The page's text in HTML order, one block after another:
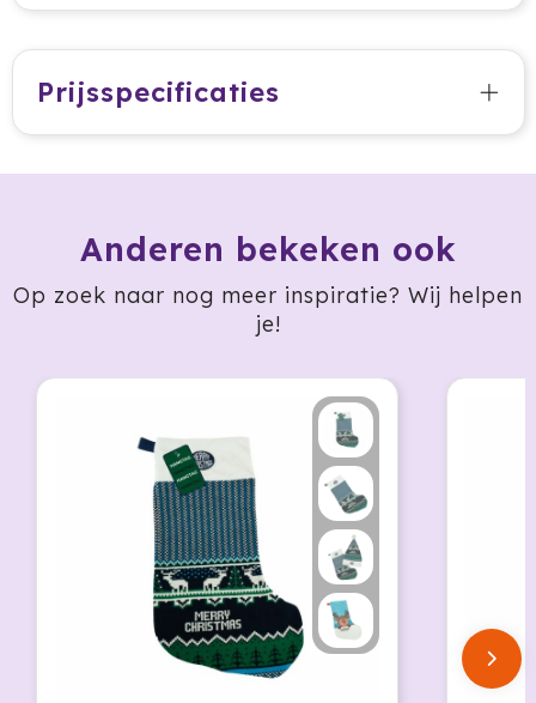
Parker
Pringles
Prixton
Prodir
Rebottled
Prijsspecificaties
Anderen bekeken ook
Op zoek naar nog meer inspiratie? Wij helpen
je!